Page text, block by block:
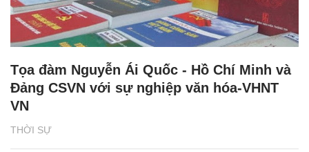
THỜI SỰ
Tọa đàm Nguyễn Ái Quốc - Hồ Chí Minh và
Đảng CSVN với sự nghiệp văn hóa-VHNT
VN